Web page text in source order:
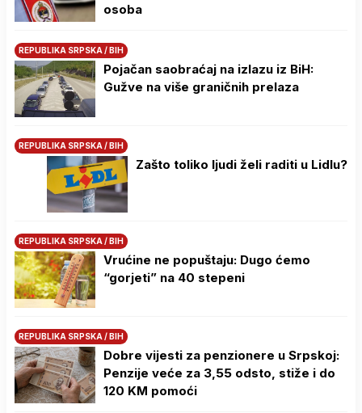
osoba
REPUBLIKA SRPSKA / BIH
Pojačan saobraćaj na izlazu iz BiH:
Gužve na više graničnih prelaza
REPUBLIKA SRPSKA / BIH
Zašto toliko ljudi želi raditi u Lidlu?
REPUBLIKA SRPSKA / BIH
Vrućine ne popuštaju: Dugo ćemo
“gorjeti” na 40 stepeni
REPUBLIKA SRPSKA / BIH
Dobre vijesti za penzionere u Srpskoj:
Penzije veće za 3,55 odsto, stiže i do
120 KM pomoći